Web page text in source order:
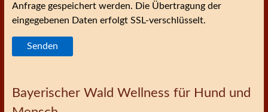
Anfrage gespeichert werden. Die Übertragung der
eingegebenen Daten erfolgt SSL-verschlüsselt.
Bayerischer Wald Wellness für Hund und